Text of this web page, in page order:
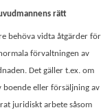
rätt
behöva vidta åtgärder för
förvaltningen av
Det gäller t.ex. om
boende eller försäljning av
juridiskt arbete såsom